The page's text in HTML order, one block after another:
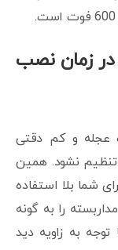
در زمان نصب
عجله و کم دقتی
تنظیم نشود. همین
شما بلا استفاده
را به گونه
به زاویه دید